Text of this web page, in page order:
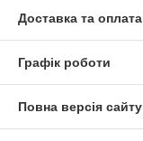
Доставка та оплата
Графік роботи
Повна версія сайту